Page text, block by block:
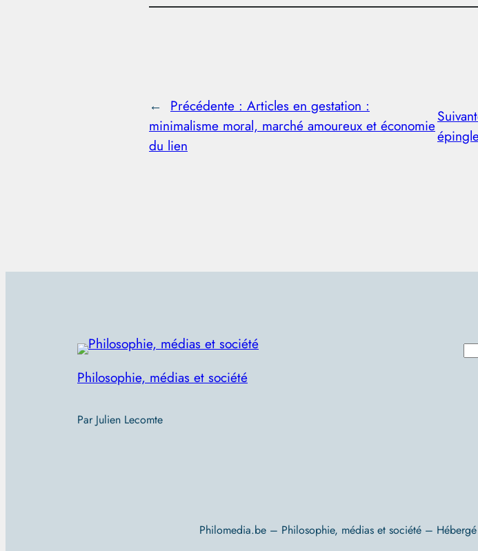
← Précédente : Articles en gestation :
minimalisme moral, marché amoureux et économie
du lien
Philosophie, médias et société
Par Julien Lecomte
R
r
Philomedia.be – Philosophie, médias et société –